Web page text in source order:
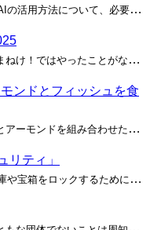
2025年末時点でのあまねけ！におけるAIの活用方法について、必要な範囲でまとめます。 この記事は、数年にわたって通用する知見や洞察を提供する目的ではなく、未来のある時点から現在の思考や体感を確認できるようにするためのものです。AIの利活用の正当性を主張したり、明日から使える誰...
こんにちは、あまねです。これまであまねけ！ではやったことがなかったベストバイ――買ってよかったものを並べていく――記事をお送りします。みなさんの参考になるところがあるといいですね。 冬のお風呂の時間、つまらないって思ってませんか？ クナイプ バスソルト サンダルウッドの香りなら...
ンドとフィッシュを食
アーモンドフィッシュといえば、小魚とアーモンドを組み合わせたおやつ、間食、おつまみの定番である。魚またはナッツ、あるいはその両方が嫌いでなければ一度くらいは食べたことがあるはずだ。 きっと、あなたは今こんなアーモンドフィッシュを思い浮かべている: 特にこの縦に6分割された細長...
リティ」
DAISOのボタン式南京錠を買った。倉庫や宝箱をロックするために買ったのではなく、そこに激安フィジェットトイがあったというだけだ。ボタンを押したり戻したりする感覚が指に響いて心地いい。 このような錠前は、一般的にプッシュボタン式南京錠とか、プッシュ式ロックと呼ばれている。8...